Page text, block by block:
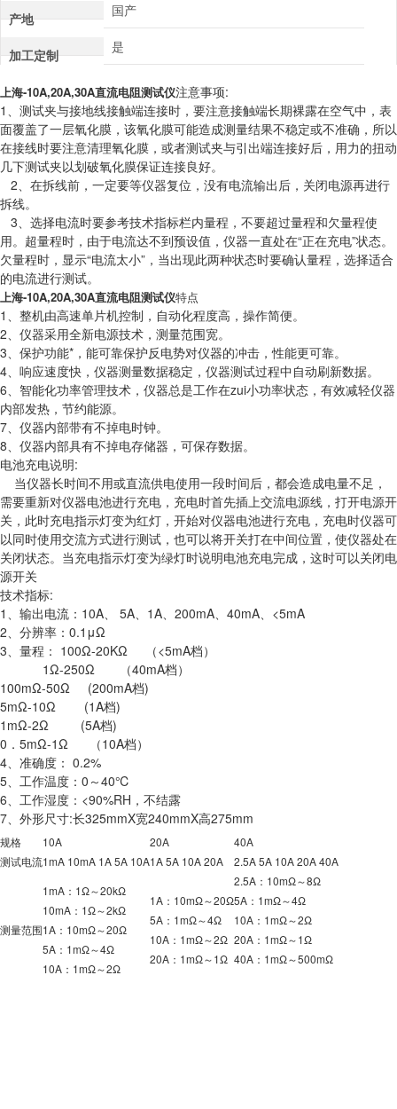
产地 国产
加工定制 是
上海-10A,20A,30A直流电阻测试仪注意事项:
1、测试夹与接地线接触端连接时，要注意接触端长期裸露在空气中，表
面覆盖了一层氧化膜，该氧化膜可能造成测量结果不稳定或不准确，所以
在接线时要注意清理氧化膜，或者测试夹与引出端连接好后，用力的扭动
几下测试夹以划破氧化膜保证连接良好。
2、在拆线前，一定要等仪器复位，没有电流输出后，关闭电源再进行
拆线。
3、选择电流时要参考技术指标栏内量程，不要超过量程和欠量程使
用。超量程时，由于电流达不到预设值，仪器一直处在“正在充电”状态。
欠量程时，显示“电流太小”，当出现此两种状态时要确认量程，选择适合
的电流进行测试。
上海-10A,20A,30A直流电阻测试仪特点
1、整机由高速单片机控制，自动化程度高，操作简便。
2、仪器采用全新电源技术，测量范围宽。
3、保护功能*，能可靠保护反电势对仪器的冲击，性能更可靠。
4、响应速度快，仪器测量数据稳定，仪器测试过程中自动刷新数据。
6、智能化功率管理技术，仪器总是工作在zui小功率状态，有效减轻仪器
内部发热，节约能源。
7、仪器内部带有不掉电时钟。
8、仪器内部具有不掉电存储器，可保存数据。
电池充电说明:
当仪器长时间不用或直流供电使用一段时间后，都会造成电量不足，
需要重新对仪器电池进行充电，充电时首先插上交流电源线，打开电源开
关，此时充电指示灯变为红灯，开始对仪器电池进行充电，充电时仪器可
以同时使用交流方式进行测试，也可以将开关打在中间位置，使仪器处在
关闭状态。当充电指示灯变为绿灯时说明电池充电完成，这时可以关闭电
源开关
技术指标:
1、输出电流：10A、 5A、1A、200mA、40mA、<5mA
2、分辨率：0.1μΩ
3、量程： 100Ω-20KΩ （<5mA档）
1Ω-250Ω （40mA档）
100mΩ-50Ω (200mA档)
5mΩ-10Ω (1A档)
1mΩ-2Ω (5A档)
0．5mΩ-1Ω （10A档）
4、准确度： 0.2%
5、工作温度：0～40℃
6、工作湿度：<90%RH，不结露
7、外形尺寸:长325mmX宽240mmX高275mm
规格 10A 20A
40A
测试电流1mA 10mA 1A 5A 10A1A 5A 10A 20A 2.5A 5A 10A 20A 40A
测量范围
1mA：1Ω～20kΩ
10mA：1Ω～2kΩ
1A：10mΩ～20Ω
5A：1mΩ～4Ω
10A：1mΩ～2Ω
1A：10mΩ～20Ω
5A：1mΩ～4Ω
10A：1mΩ～2Ω
20A：1mΩ～1Ω
2.5A：10mΩ～8Ω
5A：1mΩ～4Ω
10A：1mΩ～2Ω
20A：1mΩ～1Ω
40A：1mΩ～500mΩ